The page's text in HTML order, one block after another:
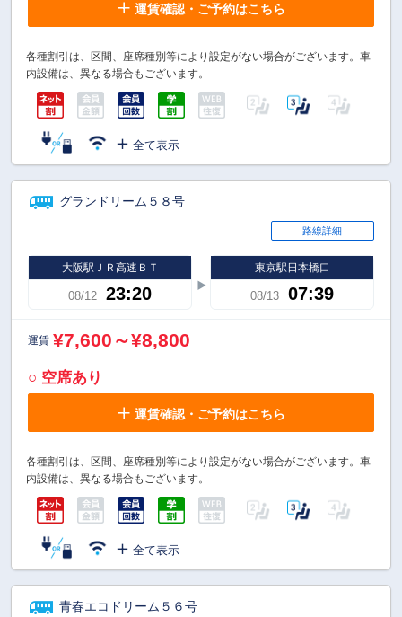
運賃確認・ご予約はこちら
各種割引は、区間、座席種別等により設定がない場合がございます。車
内設備は、異なる場合もございます。
全て表示
グランドリーム５８号
路線詳細
大阪駅ＪＲ高速ＢＴ
08/12 23:20
東京駅日本橋口
08/13 07:39
運賃 ¥7,600～¥8,800
○ 空席あり
運賃確認・ご予約はこちら
各種割引は、区間、座席種別等により設定がない場合がございます。車
内設備は、異なる場合もございます。
全て表示
青春エコドリーム５６号